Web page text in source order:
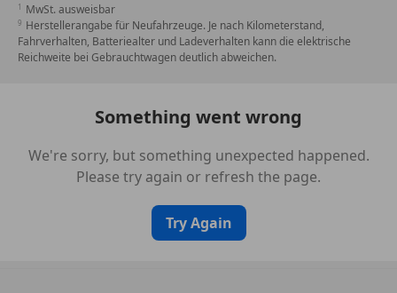
Fahrerseite
*Top-Tether Befestigungspunkte an den äußeren
*Umrandung der unteren Seitenscheiben in Schwarz
*Variabler Kühlerlufteinlass
*Vordersitze, individuell und variabel beheizbar
MwSt. ausweisbar
Herstellerangabe für Neufahrzeuge. Je nach Kilometerstand,
Fahrverhalten, Batteriealter und Ladeverhalten kann die elektrische
Reichweite bei Gebrauchtwagen deutlich abweichen.
Something went wrong
We're sorry, but something unexpected happened.
Please try again or refresh the page.
Try Again